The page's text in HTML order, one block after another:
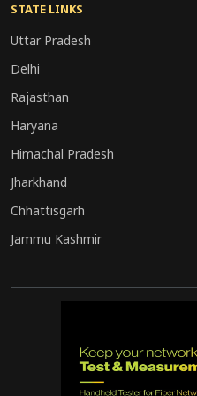
STATE LINKS
Uttar Pradesh
Delhi
Rajasthan
Haryana
Himachal Pradesh
Jharkhand
Chhattisgarh
Jammu Kashmir